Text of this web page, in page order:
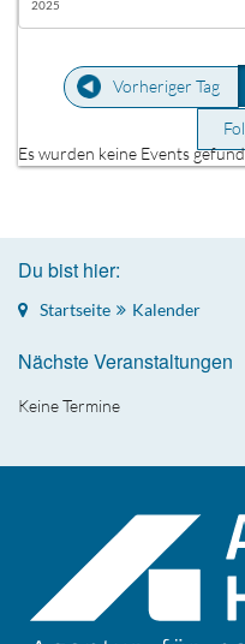
Vorheriger Tag
Es wurden keine Events
Du bist hier:
Startseite Kalender
Nächste Veranstaltungen
Keine Termine